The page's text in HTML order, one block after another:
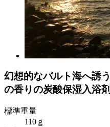
幻想的なバルト海へ誘
の香りの炭酸保湿入浴剤
標準重量
110ｇ